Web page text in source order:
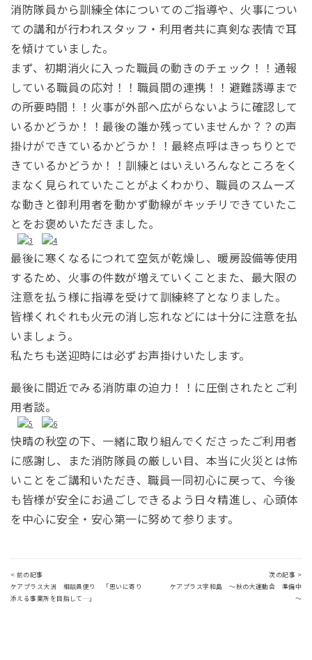
消防隊員から訓練全体についてのご指導や、火事につい
ての講和が行われスタッフ・利用者共に真剣な表情で耳
を傾けていました。
まず、初期消火に入った職員の動きのチェック！！通報
している職員の応対！！職員間の連携！！避難誘導まで
の所要時間！！火事が外部へ広がらないように確認して
いるかどうか！！最後の誰か残っていませんか？？の声
掛けができているかどうか！！最終点呼はきっちりとで
きているかどうか！！訓練とはいえいろんなところをく
まなく見られていたことがよくわかり、職員のスムーズ
な動きと御利用者を動かず動線がキッチリできていたこ
とをお褒めいただきました。
最後に寒くなるにつれて空気が乾燥し、暖房設備等使用
するため、火事の件数が増えていくことまた、最大限の
注意を払う様に指導を受けて訓練終了となりました。
皆様くれぐれも火元の消し忘れなどには十分に注意を払
いましょう。
私たちも送迎時には必ずお声掛けいたします。
最後に間近でみる消防車の迫力！！に圧倒されたとご利
用者談。
快晴の秋空の下、一緒に取り組んでくださったご利用者
に感謝し、また消防隊員の厳しい目、本当に火災とは怖
いことをご講和いただき、職員一同初心に戻って、今後
も皆様が安全にお過ごしできるよう日々精進し、心頭体
を中心に安全・安心第一に努めて参ります。
< 前の記事
ケアプラス大洲 相談員便り 「思いに寄り
添える事業所を目指して…」
次の記事 >
ケアプラス宇和島 ～秋の大運動会 準備中
～